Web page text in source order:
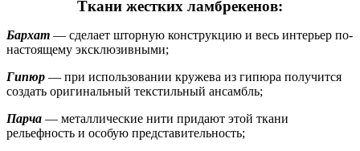
Ткани жестких ламбрекенов:
Бархат — сделает шторную конструкцию и весь интерьер по-
настоящему эксклюзивными;
Гипюр — при использовании кружева из гипюра получится
создать оригинальный текстильный ансамбль;
Парча — металлические нити придают этой ткани
рельефность и особую представительность;